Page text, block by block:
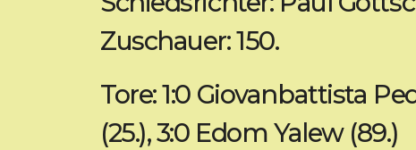
Zuschauer: 150.
Tore: 1:0 Giovanbattista
(25.), 3:0 Edom Yalew (89.)